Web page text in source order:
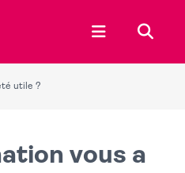
Ouvrir le
utile ?
vous a